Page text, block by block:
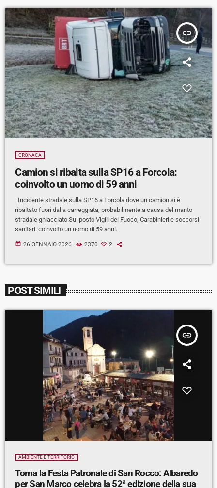
insert_link
CRONACA
Camion si ribalta sulla SP16 a Forcola:
coinvolto un uomo di 59 anni
Incidente stradale sulla SP16 a Forcola dove un camion si è
ribaltato fuori dalla carreggiata, probabilmente a causa del manto
stradale ghiacciato.Sul posto Vigili del Fuoco, Carabinieri e soccorsi
sanitari: coinvolto un uomo di 59 anni.
today 26 GENNAIO 2026 2370 2
POST SIMILI
insert_link
AMBIENTE E TERRITORIO
Torna la Festa Patronale di San Rocco: Albaredo
per San Marco celebra la 52ª edizione della sua